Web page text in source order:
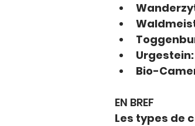
Urgestein:
Bio-
EN BREF
Les types de